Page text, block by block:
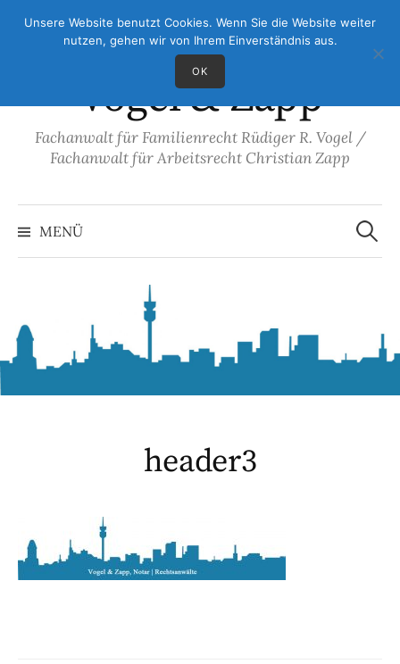
Rechtsanwälte
Vogel & Zapp
Fachanwalt für Familienrecht Rüdiger R. Vogel /
Fachanwalt für Arbeitsrecht Christian Zapp
MENÜ
Suchen
nach:
header3
Unsere Website benutzt Cookies. Wenn Sie die Website weiter
nutzen, gehen wir von Ihrem Einverständnis aus.
OK